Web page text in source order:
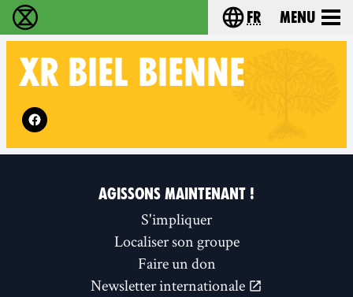
Extinction Rebellion - Home Choisissez votre
fr Menu
XR BIEL BIENNE
Follow XR Biel Bienne on
AGISSONS MAINTENANT !
S'impliquer
Localiser son groupe
Faire un don
Newsletter internationale